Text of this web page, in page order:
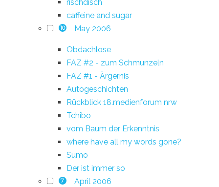
rischdisch
caffeine and sugar
10 May 2006
Obdachlose
FAZ #2 - zum Schmunzeln
FAZ #1 - Ärgernis
Autogeschichten
Rückblick 18.medienforum nrw
Tchibo
vom Baum der Erkenntnis
where have all my words gone?
Sumo
Der ist immer so
7 April 2006